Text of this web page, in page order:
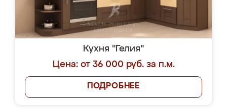
Кухня "Гелия"
Цена: от 36 000 руб. за п.м.
ПОДРОБНЕЕ